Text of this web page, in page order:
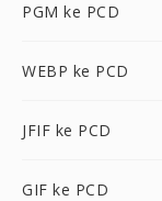
PGM ke PCD
WEBP ke PCD
JFIF ke PCD
GIF ke PCD